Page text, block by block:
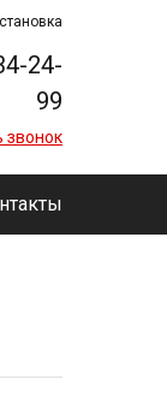
24-
99
звонок